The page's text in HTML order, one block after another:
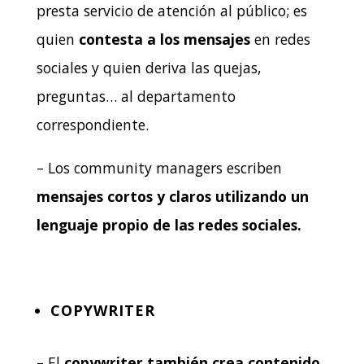
presta servicio de atención al público; es
quien contesta a los mensajesen redes
sociales y quien deriva las quejas,
preguntas… al departamento
correspondiente.
– Los community managers escriben
mensajes cortos y claros utilizando un
lenguaje propio de las redes sociales.
COPYWRITER